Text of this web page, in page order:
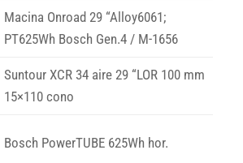
Macina Onroad 29 “Alloy6061;
PT625Wh Bosch Gen.4 / M-1656
Suntour XCR 34 aire 29 “LOR 100 mm
15×110 cono
Bosch PowerTUBE 625Wh hor.